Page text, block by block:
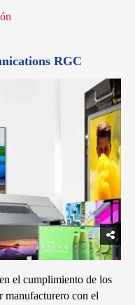
RGC
el cumplimiento de los
manufacturero con el